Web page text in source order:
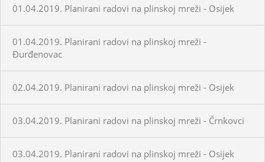
01.04.2019. Planirani radovi na plinskoj mreži - Osijek
01.04.2019. Planirani radovi na plinskoj mreži -
Đurđenovac
02.04.2019. Planirani radovi na plinskoj mreži - Osijek
03.04.2019. Planirani radovi na plinskoj mreži - Črnkovci
03.04.2019. Planirani radovi na plinskoj mreži - Osijek